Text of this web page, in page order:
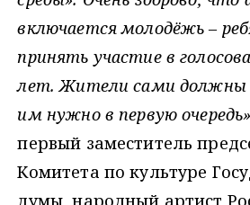
включается молодёжь –
принять участие в
лет. Жители сами должны
им нужно в первую
первый заместитель
Комитета по культуре
думы, народный артист